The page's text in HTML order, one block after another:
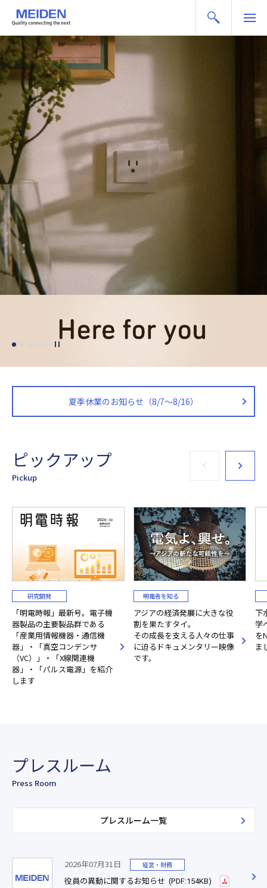
夏季休業のお知らせ（8/7～8/16）
ピックアップ
Pickup
研究開発
「明電時報」最新号。電子機
器製品の主要製品群である
「産業用情報機器・通信機
器」・「真空コンデンサ
（VC）」・「X線関連機
器」・「パルス電源」を紹介
します
明電舎を知る
アジアの経済発展に大きな役
割を果たすタイ。
その成長を支える人々の仕事
に迫るドキュメンタリー映像
です。
下
学
を
ま
プレスルーム
Press Room
プレスルーム一覧
2026年07月31日 経営・財務
役員の異動に関するお知らせ (PDF:154KB)